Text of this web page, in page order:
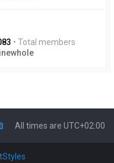
• Total members
All times are UTC+02:00